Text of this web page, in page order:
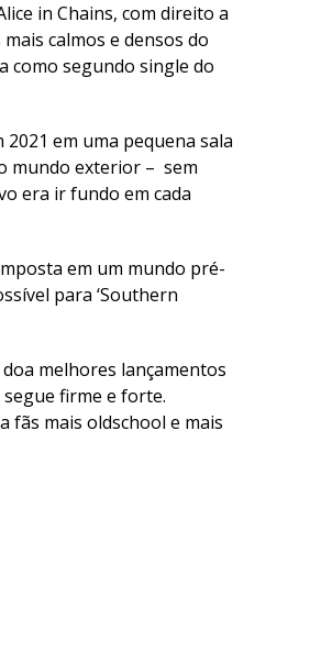
in Chains, com direito a
calmos e densos do
como segundo single do
em uma pequena sala
mundo exterior – sem
era ir fundo em cada
em um mundo pré-
para ‘Southern
melhores lançamentos
segue firme e forte.
fãs mais oldschool e mais